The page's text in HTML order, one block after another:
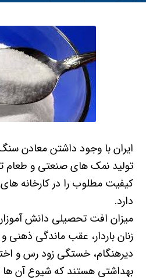
ایران با وجود داشتن معادن
تولید نمک های صنعتی و طعام
کیفیت مطلوب را در کارخانه
دارد.
میزان افت تحصیلی دانش
زنان باردار، عقب ماندگی ذهنی
دیرهنگام، خستگی زود رس و
بهداشتی هستند که شیوع آن